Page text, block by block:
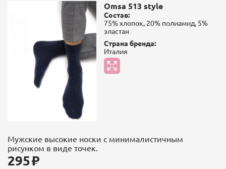
Omsa 513 style
Состав:
75% хлопок, 20% полиамид, 5%
эластан
Страна бренда:
Италия
Мужские высокие носки с минималистичным
рисунком в виде точек.
295